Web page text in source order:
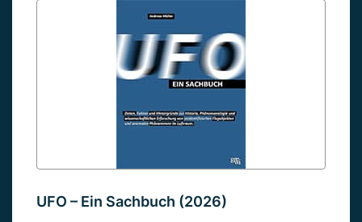
UFO – Ein Sachbuch (2026)